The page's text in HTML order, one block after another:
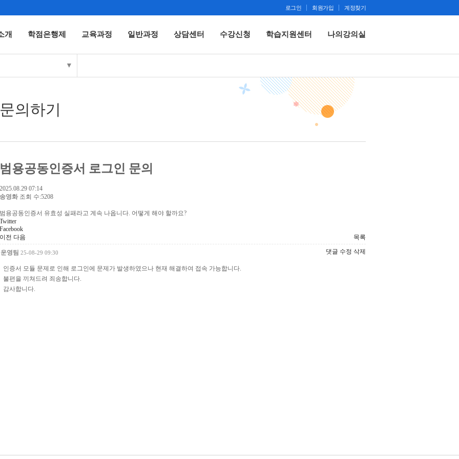
로그인 회원가입 계정찾기
개 학점은행제 교육과정 일반과정 상담센터 수강신청 학습지원센터 나의강의실
▼
문의하기
범용공동인증서 로그인 문의
2025.08.29 07:14
송영화 조회 수:5208
범용공동인증서 유효성 실패라고 계속 나옵니다. 어떻게 해야 할까요?
Twitter
Facebook
이전 다음 목록
운영팀 25-08-29 09:30 댓글 수정 삭제
인증서 모듈 문제로 인해 로그인에 문제가 발생하였으나 현재 해결하여 접속 가능합니다.
불편을 끼쳐드려 죄송합니다.
감사합니다.